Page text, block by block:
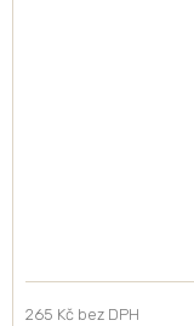
265 Kč bez DPH